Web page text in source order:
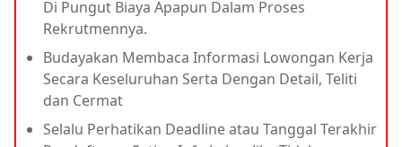
Di Pungut Biaya Apapun Dalam Proses
Rekrutmennya.
Budayakan Membaca Informasi Lowongan Kerja
Secara Keseluruhan Serta Dengan Detail, Teliti
dan Cermat
Selalu Perhatikan Deadline atau Tanggal Terakhir